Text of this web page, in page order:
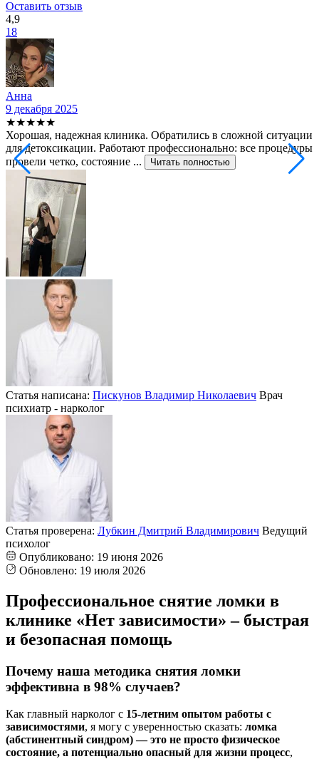
Оставить отзыв
4,9
18
Анна
9 декабря 2025
★★★★★
Хорошая, надежная клиника. Обратились в сложной ситуации
для детоксикации. Работают профессионально: все процедуры
провели четко, состояние ...
Читать полностью
Статья написана: Пискунов Владимир Николаевич Врач
психиатр - нарколог
Статья проверена: Лубкин Дмитрий Владимирович Ведущий
психолог
Опубликовано: 19 июня 2026
Обновлено: 19 июля 2026
Профессиональное снятие ломки в
клинике «Нет зависимости» – быстрая
и безопасная помощь
Почему наша методика снятия ломки
эффективна в 98% случаев?
Как главный нарколог с 15-летним опытом работы с
зависимостями, я могу с уверенностью сказать: ломка
(абстинентный синдром) — это не просто физическое
состояние, а потенциально опасный для жизни процесс,